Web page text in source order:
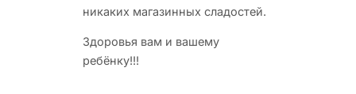
никаких магазинных сладостей.
Здоровья вам и вашему
ребёнку!!!